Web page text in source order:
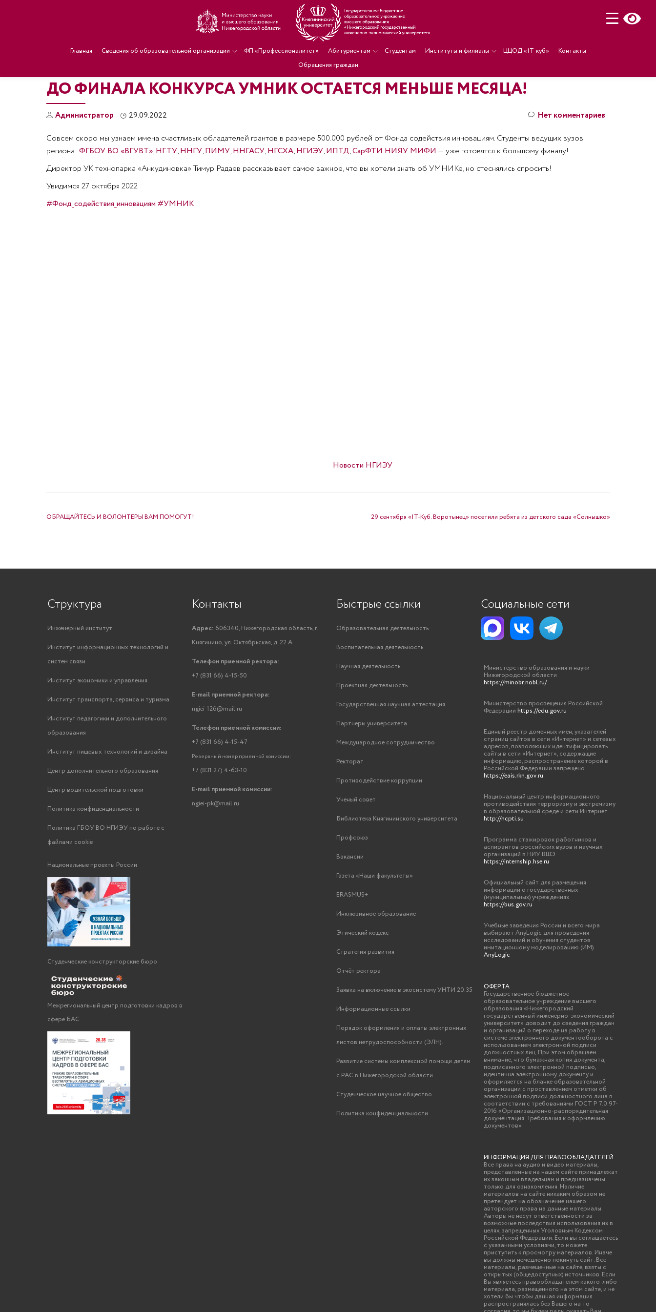
Главная Сведения об образовательной организации ФП «Профессионалитет» Абитуриентам Студентам Институты и филиалы ЦЦОД «IT-куб»
Контакты
Обращения граждан
ДО ФИНАЛА КОНКУРСА УМНИК ОСТАЕТСЯ МЕНЬШЕ МЕСЯЦА!
Администратор 29.09.2022 Нет комментариев
Совсем скоро мы узнаем имена счастливых обладателей грантов в размере 500.000 рублей от Фонда содействия инновациям. Студенты ведущих вузов
региона: ФГБОУ ВО «ВГУВТ»,НГТУ,ННГУ,ПИМУ,ННГАСУ,НГСХА,НГИЭУ,ИПТД,СарФТИ НИЯУ МИФИ — уже готовятся к большому финалу!
Директор УК технопарка «Анкудиновка» Тимур Радаев рассказывает самое важное, что вы хотели знать об УМНИКе, но стеснялись спросить!
Увидимся 27 октября 2022
#Фонд_содействия_инновациям #УМНИК
Новости НГИЭУ
ОБРАЩАЙТЕСЬ И ВОЛОНТЕРЫ ВАМ ПОМОГУТ! 29 сентября «IT-Куб. Воротынец» посетили ребята из детского сада «Солнышко»
Структура
Инженерный институт
Институт информационных технологий и
систем связи
Институт экономики и управления
Институт транспорта, сервиса и туризма
Институт педагогики и дополнительного
образования
Институт пищевых технологий и дизайна
Центр дополнительного образования
Центр водительской подготовки
Политика конфиденциальности
Политика ГБОУ ВО НГИЭУ по работе с
файлами cookie
Национальные проекты России
Студенческие конструкторские бюро
Межрегиональный центр подготовки кадров в
сфере БАС
Контакты
Адрес: 606340, Нижегородская область, г.
Княгинино, ул. Октябрьская, д. 22 А
Телефон приемной ректора:
+7 (831 66) 4-15-50
E-mail приемной ректора:
ngiei-126@mail.ru
Телефон приемной комиссии:
+7 (831 66) 4-15-47
Резервный номер приемной комиссии:
+7 (831 27) 4-63-10
E-mail приемной комиссии:
ngiei-pk@mail.ru
Быстрые ссылки
Образовательная деятельность
Воспитательная деятельность
Научная деятельность
Проектная деятельность
Государственная научная аттестация
Партнеры университета
Международное сотрудничество
Ректорат
Противодействие коррупции
Ученый совет
Библиотека Княгининского университета
Профсоюз
Вакансии
Газета «Наши факультеты»
ERASMUS+
Инклюзивное образование
Этический кодекс
Стратегия развития
Отчёт ректора
Заявка на включение в экосистему УНТИ 20.35
Информационные ссылки
Порядок оформления и оплаты электронных
листов нетрудоспособности (ЭЛН).
Развитие системы комплексной помощи детям
с РАС в Нижегородской области
Студенческое научное общество
Политика конфиденциальности
Социальные сети
Министерство образования и науки
Нижегородской области
https://minobr.nobl.ru/
Министерство просвещения Российской
Федерации https://edu.gov.ru
Единый реестр доменных имен, указателей
страниц сайтов в сети «Интернет» и сетевых
адресов, позволяющих идентифицировать
сайты в сети «Интернет», содержащие
информацию, распространение которой в
Российской Федерации запрещено
https://eais.rkn.gov.ru
Национальный центр информационного
противодействия терроризму и экстремизму
в образовательной среде и сети Интернет
http://ncpti.su
Программа стажировок работников и
аспирантов российских вузов и научных
организаций в НИУ ВШЭ
https://internship.hse.ru
Официальный сайт для размещения
информации о государственных
(муниципальных) учреждениях
https://bus.gov.ru
Учебные заведения России и всего мира
выбирают AnyLogic для проведения
исследований и обучения студентов
имитационному моделированию (ИМ).
AnyLogic
ОФЕРТА
Государственное бюджетное
образовательное учреждение высшего
образования «Нижегородский
государственный инженерно-экономический
университет» доводит до сведения граждан
и организаций о переходе на работу в
системе электронного документооборота с
использованием электронной подписи
должностных лиц. При этом обращаем
внимание, что бумажная копия документа,
подписанного электронной подписью,
идентична электронному документу и
оформляется на бланке образовательной
организации с проставлением отметки об
электронной подписи должностного лица в
соответствии с требованиями ГОСТ Р 7.0.97-
2016 «Организационно-распорядительная
документация. Требования к оформлению
документов»
ИНФОРМАЦИЯ ДЛЯ ПРАВООБЛАДАТЕЛЕЙ
Все права на аудио и видео материалы,
представленные на нашем сайте принадлежат
их законным владельцам и предназначены
только для ознакомления. Наличие
материалов на сайте никаким образом не
претендует на обозначение нашего
авторского права на данные материалы.
Авторы не несут ответственности за
возможные последствия использования их в
целях, запрещенных Уголовным Кодексом
Российской Федерации. Если вы соглашаетесь
с указанными условиями, то можете
приступить к просмотру материалов. Иначе
вы должны немедленно покинуть сайт. Все
материалы, размещенные на сайте, взяты с
открытых (общедоступных) источников. Если
Вы являетесь правообладателем какого-либо
материала, размещённого на этом сайте, и не
хотели бы чтобы данная информация
распространялась без Вашего на то